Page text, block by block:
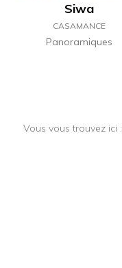
Siwa
CASAMANCE
Panoramiques
Vous vous trouvez ici :